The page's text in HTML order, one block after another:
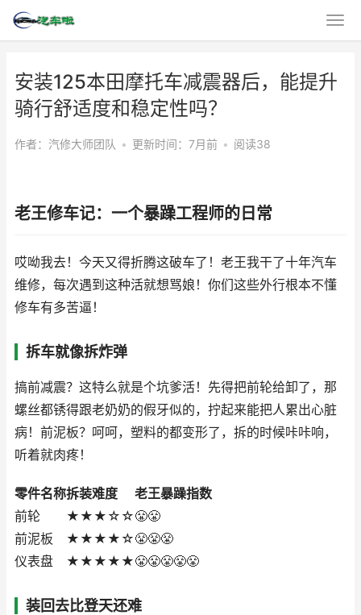
安装125本田摩托车减震器后，能提升
骑行舒适度和稳定性吗？
作者：汽修大师团队 • 更新时间：7月前 • 阅读38
老王修车记：一个暴躁工程师的日常
哎呦我去！今天又得折腾这破车了！老王我干了十年汽车
维修，每次遇到这种活就想骂娘！你们这些外行根本不懂
修车有多苦逼！
拆车就像拆炸弹
搞前减震？这特么就是个坑爹活！先得把前轮给卸了，那
螺丝都锈得跟老奶奶的假牙似的，拧起来能把人累出心脏
病！前泥板？呵呵，塑料的都变形了，拆的时候咔咔响，
听着就肉疼！
零件名称拆装难度
老王暴躁指数
前轮
★★★☆☆😤😤
前泥板
★★★★☆😤😤😤
仪表盘
★★★★★😤😤😤😤😤
装回去比登天还难